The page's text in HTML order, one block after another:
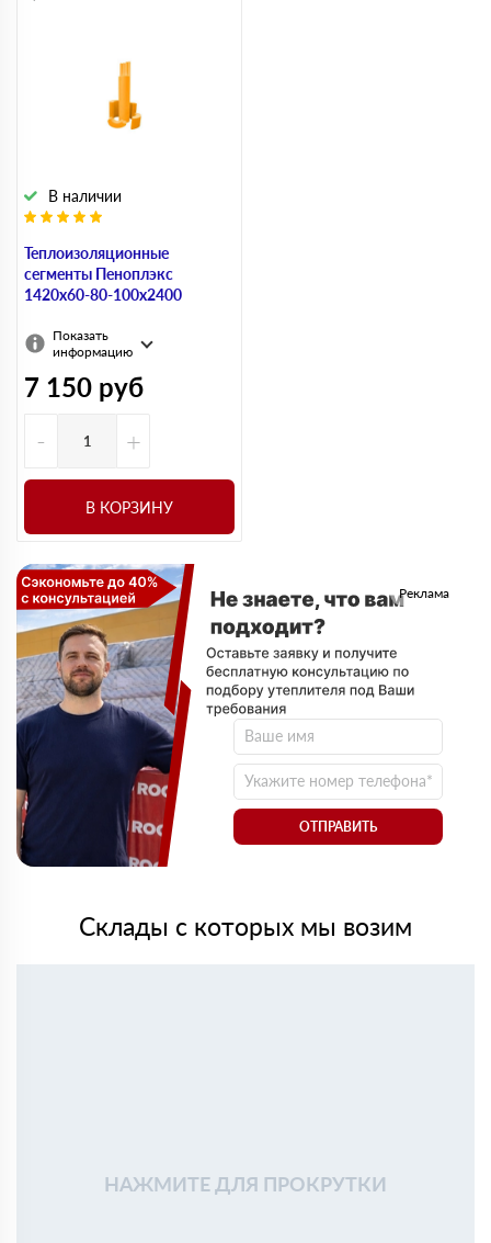
Теплоизоляционные
сегменты Пеноплэкс
1420x60-80-100х2400
В наличии
Показать
информацию
7 150 руб
-
+
В КОРЗИНУ
Реклама
ОТПРАВИТЬ
Склады с которых мы возим
НАЖМИТЕ ДЛЯ ПРОКРУТКИ